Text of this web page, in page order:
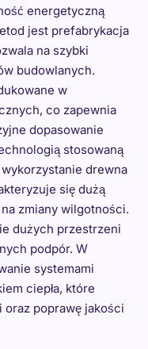
energetyczną
jest prefabrykacja
na szybki
budowlanych.
w
co zapewnia
dopasowanie
stosowaną
drewna
się dużą
zmiany wilgotności.
dużych przestrzeni
podpór. W
systemami
ciepła, które
oraz poprawę jakości